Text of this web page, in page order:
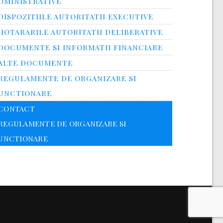
AUTORITATII EXECUTIVE
AUTORITATII DELIBERATIVE
SI INFORMATII FINANCIARE
DOCUMENTE
DE ORGANIZARE SI
DE ORGANIZARE SI